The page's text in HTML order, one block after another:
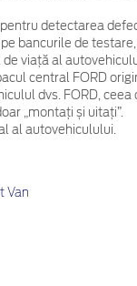
detectarea
bancurile de
viață al
central FORD
dvs. FORD,
„montați și uitați”.
al autovehiculului.
Van